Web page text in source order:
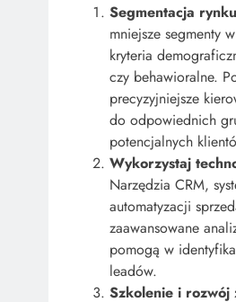
Segmentacja
mniejsze segmenty
kryteria
czy behawioralne.
precyzyjniejsze
do odpowiednich
potencjalnych
Wykorzystaj
Narzędzia CRM,
automatyzacji
zaawansowane
pomogą w
leadów.
Szkolenie i rozwój